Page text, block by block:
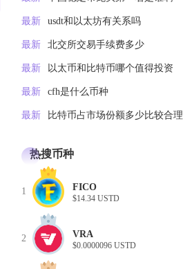
最新 usdt和以太坊有关系吗
最新 北交所交易手续费多少
最新 以太币和比特币哪个值得投资
最新 cfh是什么币种
最新 比特币占市场份额多少比较合理
热搜币种
1 FICO
$14.34 USTD
2 VRA
$0.0000096 USTD